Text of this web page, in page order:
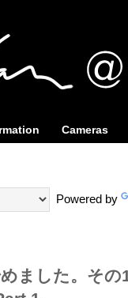
Cameras
Powered by
ました。そ